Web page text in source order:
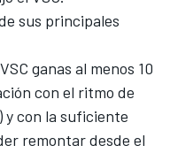
sus principales
ganas al menos 10
con el ritmo de
y con la suficiente
remontar desde el